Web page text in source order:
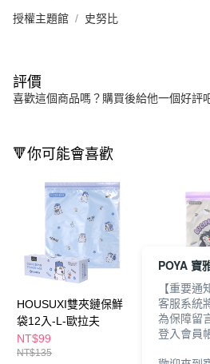
授權主題館 史努比
評價
喜歡這個商品嗎？購買後給他一個好評
🔻你可能會喜歡
HOUSUXI雙夾鏈保鮮
袋12入-L-歐拉夫
NT$99
NT$135
HOUSUXI
袋20入-M-
NT$99
POYA 寶
【重要通
客服系統
為保障留
登入會員